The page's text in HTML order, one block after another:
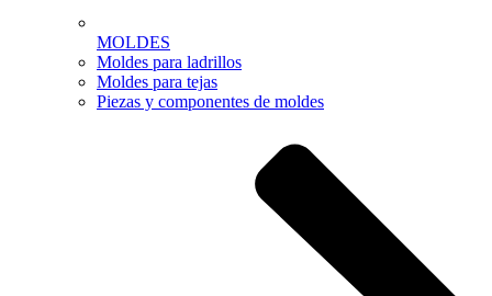
MOLDES
Moldes para ladrillos
Moldes para tejas
Piezas y componentes de moldes